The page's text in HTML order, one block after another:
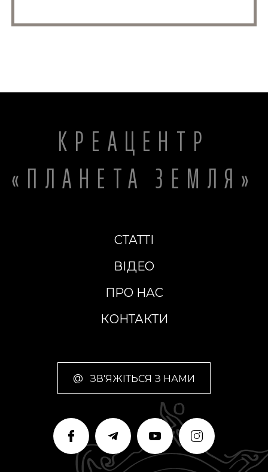
КРЕАЦЕНТР
«ПЛАНЕТА ЗЕМЛЯ»
СТАТТІ
ВІДЕО
ПРО НАС
КОНТАКТИ
@ ЗВ'ЯЖІТЬСЯ З НАМИ